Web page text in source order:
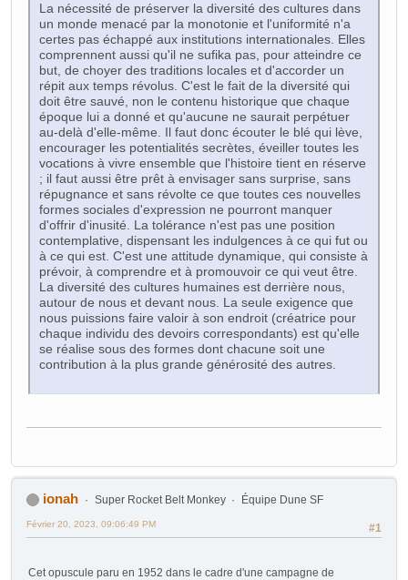
La nécessité de préserver la diversité des cultures dans
un monde menacé par la monotonie et l'uniformité n'a
certes pas échappé aux institutions internationales. Elles
comprennent aussi qu'il ne sufika pas, pour atteindre ce
but, de choyer des traditions locales et d'accorder un
répit aux temps révolus. C'est le fait de la diversité qui
doit être sauvé, non le contenu historique que chaque
époque lui a donné et qu'aucune ne saurait perpétuer
au-delà d'elle-même. Il faut donc écouter le blé qui lève,
encourager les potentialités secrètes, éveiller toutes les
vocations à vivre ensemble que l'histoire tient en réserve
; il faut aussi être prêt à envisager sans surprise, sans
répugnance et sans révolte ce que toutes ces nouvelles
formes sociales d'expression ne pourront manquer
d'offrir d'inusité. La tolérance n'est pas une position
contemplative, dispensant les indulgences à ce qui fut ou
à ce qui est. C'est une attitude dynamique, qui consiste à
prévoir, à comprendre et à promouvoir ce qui veut être.
La diversité des cultures humaines est derrière nous,
autour de nous et devant nous. La seule exigence que
nous puissions faire valoir à son endroit (créatrice pour
chaque individu des devoirs correspondants) est qu'elle
se réalise sous des formes dont chacune soit une
contribution à la plus grande générosité des autres.
ionah Super Rocket Belt Monkey Équipe Dune SF
#1
Février 20, 2023, 09:06:49 PM
Cet opuscule paru en 1952 dans le cadre d'une campagne de